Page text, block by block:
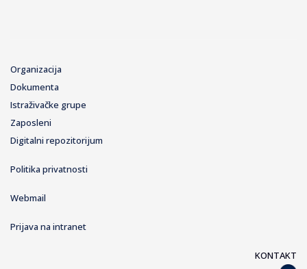
Organizacija
Dokumenta
Istraživačke grupe
Zaposleni
Digitalni repozitorijum
Politika privatnosti
Webmail
Prijava na intranet
KONTAKT